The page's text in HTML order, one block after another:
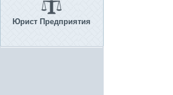
Юрист Предприятия